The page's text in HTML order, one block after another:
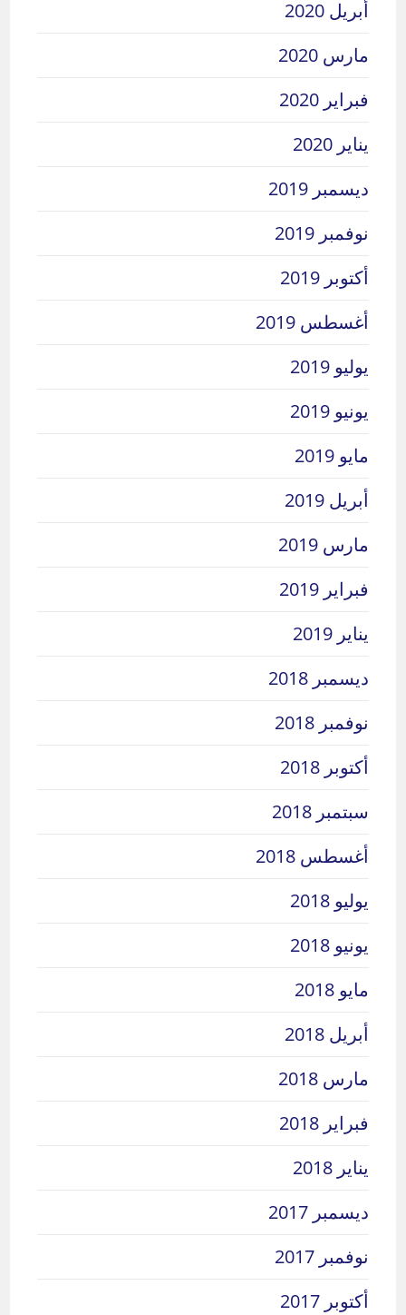
أبريل 2020
مارس 2020
فبراير 2020
يناير 2020
ديسمبر 2019
نوفمبر 2019
أكتوبر 2019
أغسطس 2019
يوليو 2019
يونيو 2019
مايو 2019
أبريل 2019
مارس 2019
فبراير 2019
يناير 2019
ديسمبر 2018
نوفمبر 2018
أكتوبر 2018
سبتمبر 2018
أغسطس 2018
يوليو 2018
يونيو 2018
مايو 2018
أبريل 2018
مارس 2018
فبراير 2018
يناير 2018
ديسمبر 2017
نوفمبر 2017
أكتوبر 2017